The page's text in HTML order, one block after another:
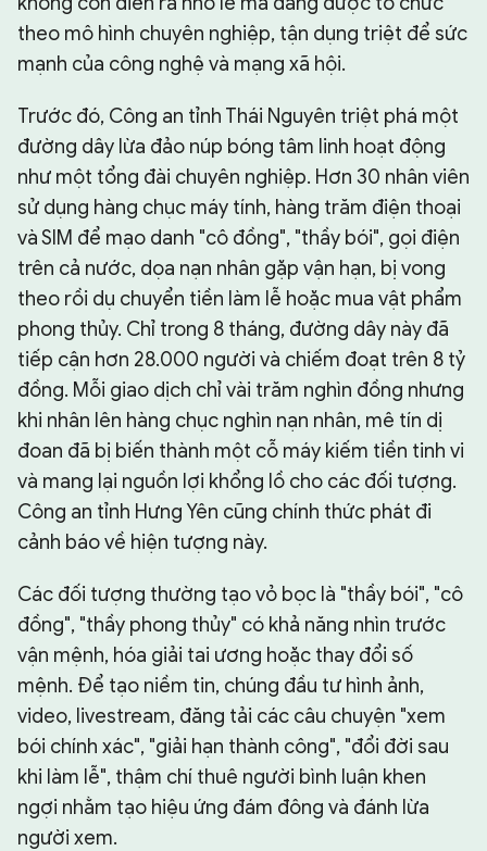
theo mô hình chuyên nghiệp, tận dụng triệt để sức
mạnh của công nghệ và mạng xã hội.
Trước đó, Công an tỉnh Thái Nguyên triệt phá một
đường dây lừa đảo núp bóng tâm linh hoạt động
như một tổng đài chuyên nghiệp. Hơn 30 nhân viên
sử dụng hàng chục máy tính, hàng trăm điện thoại
và SIM để mạo danh "cô đồng", "thầy bói", gọi điện
trên cả nước, dọa nạn nhân gặp vận hạn, bị vong
theo rồi dụ chuyển tiền làm lễ hoặc mua vật phẩm
phong thủy. Chỉ trong 8 tháng, đường dây này đã
tiếp cận hơn 28.000 người và chiếm đoạt trên 8 tỷ
đồng. Mỗi giao dịch chỉ vài trăm nghìn đồng nhưng
khi nhân lên hàng chục nghìn nạn nhân, mê tín dị
đoan đã bị biến thành một cỗ máy kiếm tiền tinh vi
và mang lại nguồn lợi khổng lồ cho các đối tượng.
Công an tỉnh Hưng Yên cũng chính thức phát đi
cảnh báo về hiện tượng này.
Các đối tượng thường tạo vỏ bọc là "thầy bói", "cô
đồng", "thầy phong thủy" có khả năng nhìn trước
vận mệnh, hóa giải tai ương hoặc thay đổi số
mệnh. Để tạo niềm tin, chúng đầu tư hình ảnh,
video, livestream, đăng tải các câu chuyện "xem
bói chính xác", "giải hạn thành công", "đổi đời sau
khi làm lễ", thậm chí thuê người bình luận khen
ngợi nhằm tạo hiệu ứng đám đông và đánh lừa
người xem.